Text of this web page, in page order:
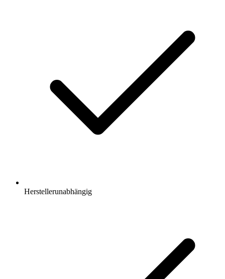
Herstellerunabhängig